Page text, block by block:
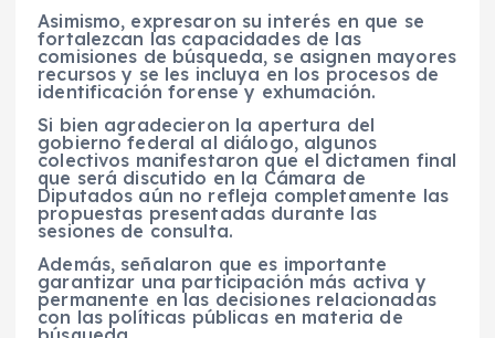
Asimismo, expresaron su interés en que se
fortalezcan las capacidades de las
comisiones de búsqueda, se asignen mayores
recursos y se les incluya en los procesos de
identificación forense y exhumación.
Si bien agradecieron la apertura del
gobierno federal al diálogo, algunos
colectivos manifestaron que el dictamen final
que será discutido en la Cámara de
Diputados aún no refleja completamente las
propuestas presentadas durante las
sesiones de consulta.
Además, señalaron que es importante
garantizar una participación más activa y
permanente en las decisiones relacionadas
con las políticas públicas en materia de